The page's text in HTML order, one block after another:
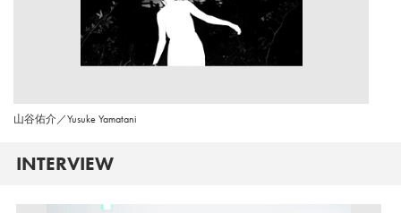
山谷佑介／Yusuke Yamatani
INTERVIEW